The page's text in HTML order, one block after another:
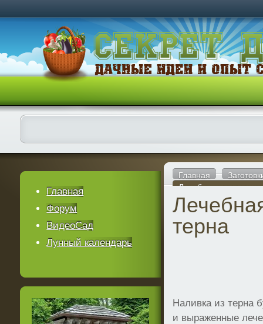
Главная
Лечебная наливка из
терна
Наливка из терна
и выраженные
Главная
Форум
ВидеоСад
Лунный календарь